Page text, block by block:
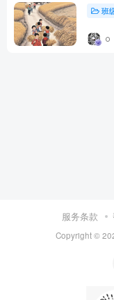
班
服务条款
Copyright ©